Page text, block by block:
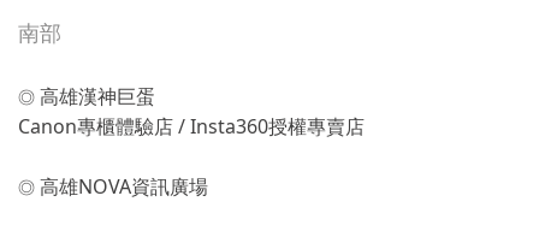
南部
◎ 高雄漢神巨蛋
Canon專櫃體驗店 / Insta360授權專賣店
◎ 高雄NOVA資訊廣場